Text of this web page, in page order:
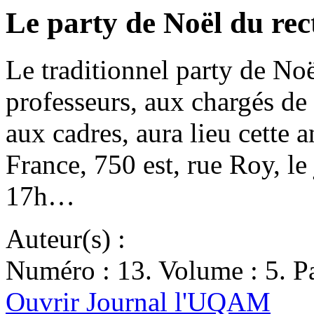
Le party de Noël du
Le traditionnel party de
professeurs, aux chargés
aux cadres, aura lieu cette
France, 750 est, rue Roy,
17h…
Auteur(s) :
Numéro : 13. Volume : 5.
Ouvrir Journal l'UQAM